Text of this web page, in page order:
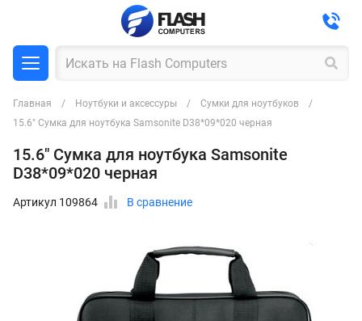
Главная Ноутбуки и аксессуры
Сумки для ноутбуков
15.6" Сумка для ноутбука Samsonite D38*09*020 черная
15.6" Сумка для ноутбука Samsonite
D38*09*020 черная
Артикул 109864 В сравнение